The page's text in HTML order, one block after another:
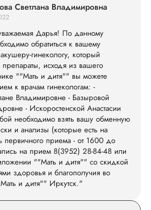
Светлана Владимировна
Дарья! По данному
обратиться к вашему
гинекологу, который
препараты, исходя из вашего
""Мать и дитя"" вы можете
к врачам гинекологам: -
Владимировне - Базыровой
- Искоростенской Анастасии
необходимо взять вашу обменную
и анализы (которые есть на
первичного приема - от 1600 до
на прием 8(3952) 28-84-48 или
""Мать и дитя"" со скидкой
здоровья и благополучия во
и дитя"" Иркутск."